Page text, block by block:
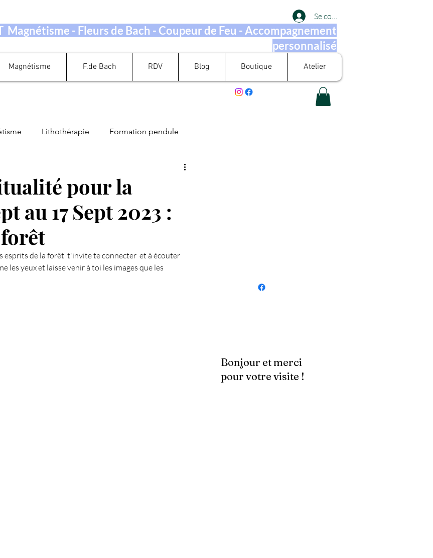
Se connecter
Magnétisme - Fleurs de Bach - Coupeur de Feu - Accompagnement
personnalisé
Magnétisme F.de Bach RDV Blog Boutique Atelier
Lithothérapie Formation pendule
Quand prendre rendez-vous ?
chaine Youtube Pendule EFT
pour la
au 17 Sept 2023 :
esprits de la forêt  t'invite te connecter  et à écouter
les yeux et laisse venir à toi les images que les
Bonjour et merci
pour votre visite !